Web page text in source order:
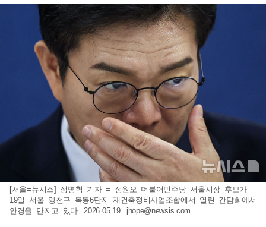
[서울=뉴시스] 정병혁 기자 = 정원오 더불어민주당 서울시장 후보가
19일 서울 양천구 목동6단지 재건축정비사업조합에서 열린 간담회에서
안경을 만지고 있다. 2026.05.19. jhope@newsis.com